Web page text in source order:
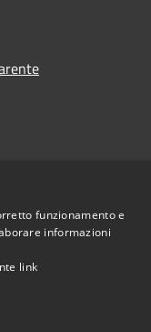
funzionamento e
informazioni
link